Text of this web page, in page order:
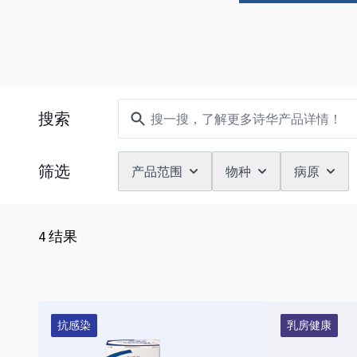
搜索
筛选 产品范围 物种 病原
4结果
抗感染 乳房健康